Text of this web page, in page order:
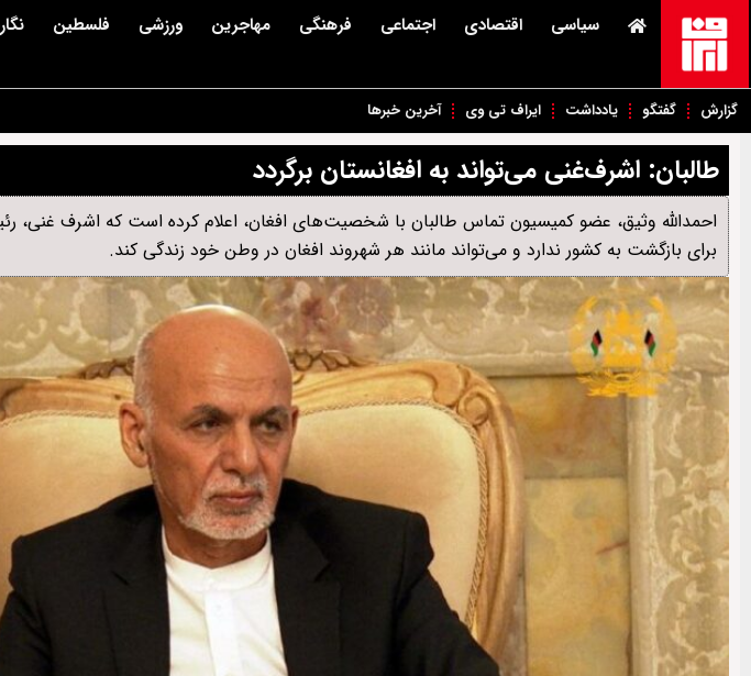
سیاسی اقتصادی اجتماعی فرهنگی مهاجرین ورزشی فلسطین
گزارش گفتگو یادداشت ایراف تی وی آخرین خبرها
طالبان: اشرف‌غنی می‌تواند به افغانستان برگردد
احمدالله وثیق، عضو کمیسیون تماس طالبان با شخصیت‌های افغان، اعلام کرده است که اشرف غنی،
برای بازگشت به کشور ندارد و می‌تواند مانند هر شهروند افغان در وطن خود زندگی کند.